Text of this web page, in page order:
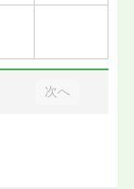
次へ